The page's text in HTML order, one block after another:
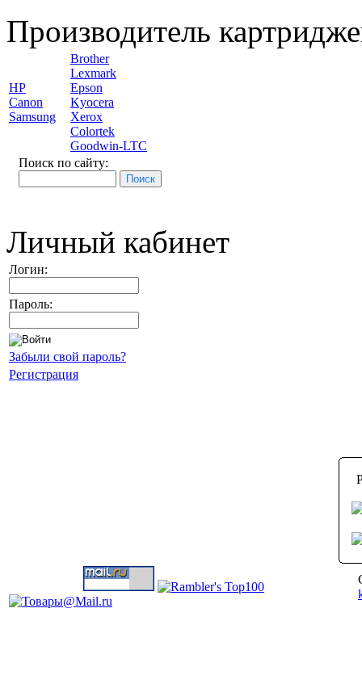
Производитель
HP
Canon
Samsung
Brother
Lexmark
Epson
Kyocera
Xerox
Colortek
Goodwin-LTC
Поиск по сайту:
Личный кабинет
Логин:
Пароль:
Забыли свой пароль?
Регистрация